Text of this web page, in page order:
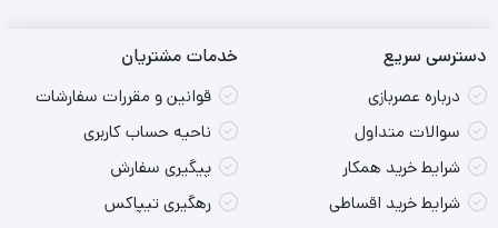
دسترسی سریع
درباره عصربازی
سوالات متداول
شرایط خرید همکار
شرایط خرید اقساطی
خدمات مشتریان
قوانین و مقررات سفارشات
ناحیه حساب کاربری
پیگیری سفارش
رهگیری تیپاکس